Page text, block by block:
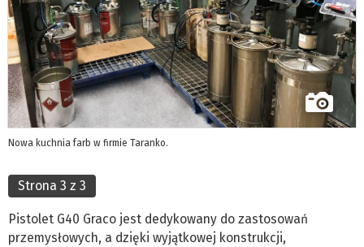
Nowa kuchnia farb w firmie Taranko.
Strona 3 z 3
Pistolet G40 Graco jest dedykowany do zastosowań
przemysłowych, a dzięki wyjątkowej konstrukcji,